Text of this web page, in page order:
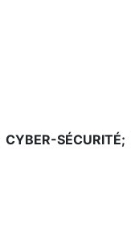
CYBER-SÉCURITÉ;